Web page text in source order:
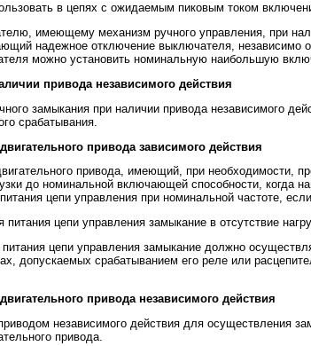
в цепях с ожидаемым пиковым током
имеющему механизм ручного управления, при
надежное отключение выключателя, независимо
можно установить номинальную наибольшую
привода независимого действия
замыкания при наличии привода независимого
срабатывания.
привода зависимого действия
привода, имеющий, при необходимости,
до номинальной включающей способности, когда
цепи управления при номинальной частоте,
питания цепи управления замыкание в отсутствие
цепи управления замыкание должно
допускаемых срабатыванием его реле или
привода независимого действия
независимого действия для осуществления
привода.